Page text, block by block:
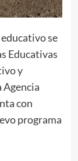
se
Educativas
y
Agencia
con
programa